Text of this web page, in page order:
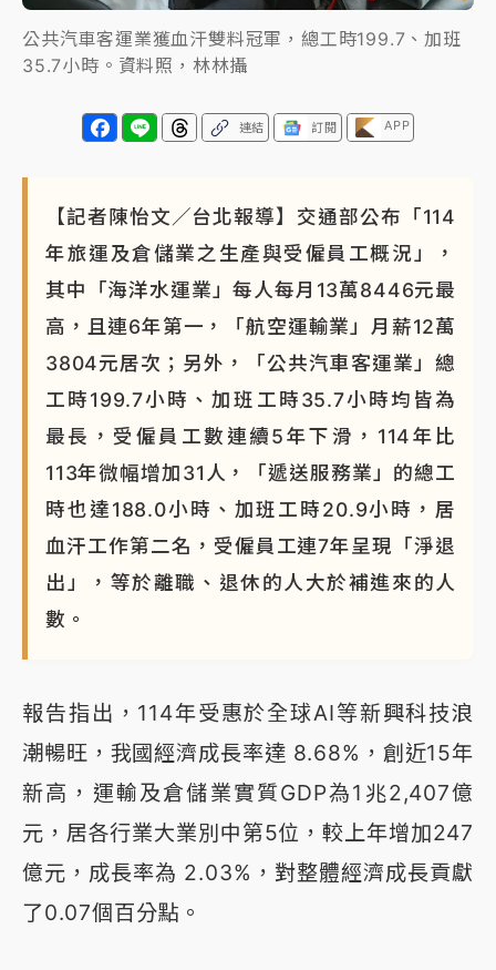
父親節泡湯了！中颱白海豚雨彈轟3天 「紅到發紫」降
雨熱區曝
公共汽車客運業獲血汗雙料冠軍，總工時199.7、加班
35.7小時。資料照，林林攝
連結 訂閱 APP
【記者陳怡文／台北報導】交通部公布「114
年旅運及倉儲業之生產與受僱員工概況」，
其中「海洋水運業」每人每月13萬8446元最
高，且連6年第一，「航空運輸業」月薪12萬
3804元居次；另外，「公共汽車客運業」總
工時199.7小時、加班工時35.7小時均皆為
最長，受僱員工數連續5年下滑，114年比
113年微幅增加31人，「遞送服務業」的總工
時也達188.0小時、加班工時20.9小時，居
血汗工作第二名，受僱員工連7年呈現「淨退
出」，等於離職、退休的人大於補進來的人
數。
報告指出，114年受惠於全球AI等新興科技浪
潮暢旺，我國經濟成長率達 8.68%，創近15年
新高，運輸及倉儲業實質GDP為1兆2,407億
元，居各行業大業別中第5位，較上年增加247
億元，成長率為 2.03%，對整體經濟成長貢獻
了0.07個百分點。